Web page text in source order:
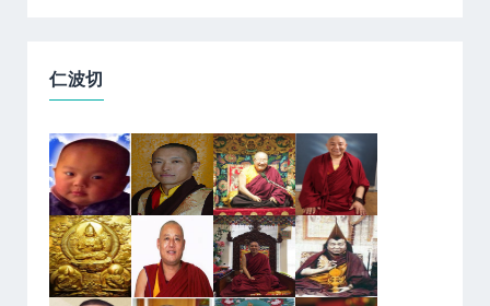
仁波切